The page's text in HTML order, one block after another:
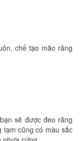
chế tạo mão răng
sẽ được đeo răng
tạm cũng có màu sắc